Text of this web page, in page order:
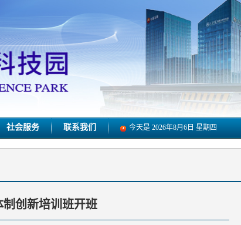
社会服务 联系我们 今天是 2026年8月6日 星期四
创新培训班开班